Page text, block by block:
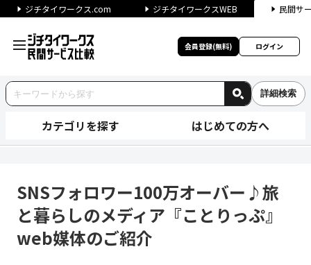
ジチタイワークス.com ジチタイワークスWEB 民間サ
会員登録(無料) ログイン
詳細検索
カテゴリを探す はじめての方へ
SNSフォロワー100万オーバー♪旅
と暮らしのメディア『ことりっぷ』
web媒体のご紹介